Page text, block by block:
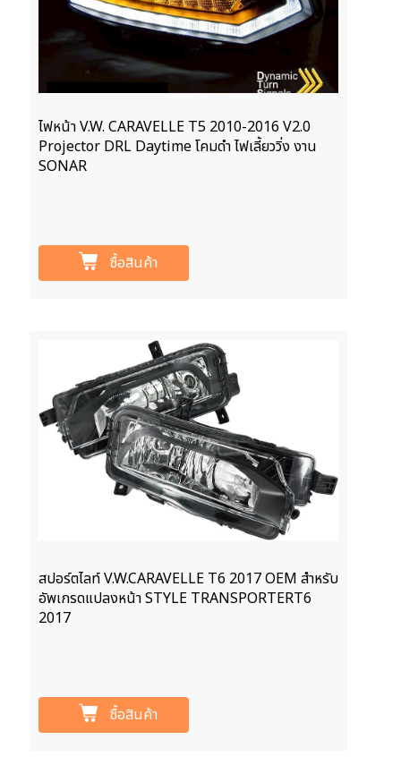
ไฟหน้า V.W. CARAVELLE T5 2010-2016 V2.0
Projector DRL Daytime โคมดำ ไฟเลี้ยววิ่ง งาน
SONAR
ซื้อสินค้า
สปอร์ตไลท์ V.W.CARAVELLE T6 2017 OEM สำหรับ
อัพเกรดแปลงหน้า STYLE TRANSPORTERT6
2017
ซื้อสินค้า